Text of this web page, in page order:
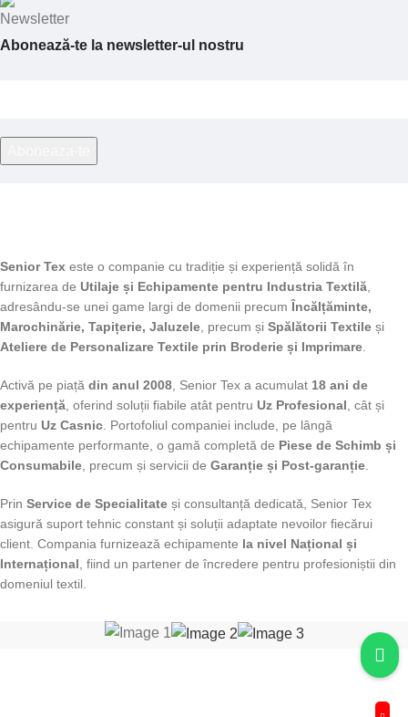
Abonează-te la newsletter-ul nostru
Senior Tex este o companie cu tradiție și experiență solidă în
furnizarea de Utilaje și Echipamente pentru Industria Textilă
adresându-se unei game largi de domenii precum Încălțăminte,
Marochinărie, Tapițerie, Jaluzele , precum și Spălătorii Textile și
Ateliere de Personalizare Textile prin Broderie și Imprimare
Activă pe piață din anul 2008 , Senior Tex a acumulat 18 ani de
experiență , oferind soluții fiabile atât pentru Uz Profesional , cât și
pentru Uz Casnic . Portofoliul companiei include, pe lângă
echipamente performante, o gamă completă de Piese de Schimb și
Consumabile , precum și servicii de Garanție și Post-garanție
Prin Service de Specialitate și consultanță dedicată, Senior Tex
asigură suport tehnic constant și soluții adaptate nevoilor fiecărui
client. Compania furnizează echipamente la nivel Național și
Internațional , fiind un partener de încredere pentru profesioniștii din
domeniul textil.